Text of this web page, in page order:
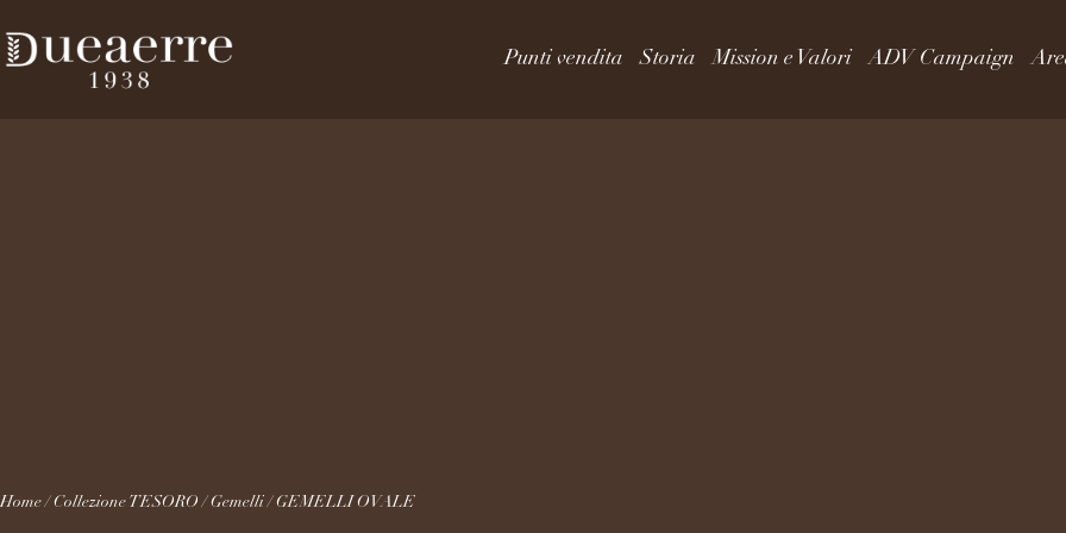
Punti vendita Storia Mission e Valori ADV Campaign
Home/ Collezione TESORO / Gemelli / GEMELLI OVALE